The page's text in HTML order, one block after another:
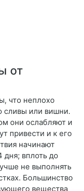
от
что неплохо
сливы или вишни.
они ослабляют и
привести и к его
начинают
дня; вплоть до
не выполнять
Большинство
вещества